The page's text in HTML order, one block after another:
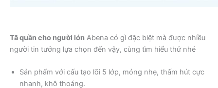
Tã quần cho người lớn Abena có gì đặc biệt mà được nhiều
người tin tưởng lựa chọn đến vậy, cùng tìm hiểu thử nhé
Sản phẩm với cấu tạo lõi 5 lớp, mỏng nhẹ, thấm hút cực
nhanh, khô thoáng.